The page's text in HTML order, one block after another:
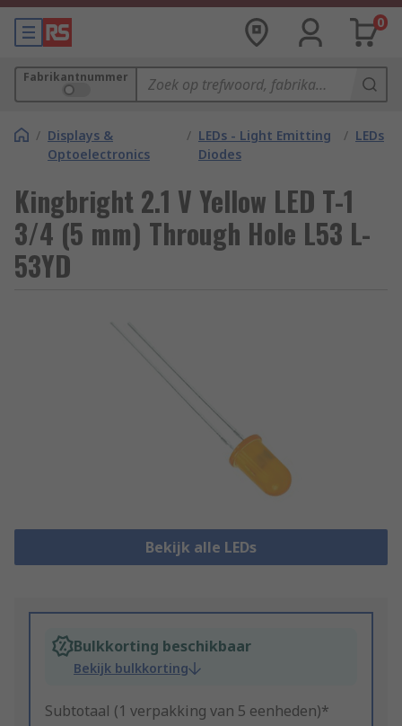
0
Fabrikantnummer
/ Displays &
Optoelectronics
/ LEDs - Light Emitting
Diodes
/ LEDs
Kingbright 2.1 V Yellow LED T-1
3/4 (5 mm) Through Hole L53 L-
53YD
Bekijk alle LEDs
Bulkkorting beschikbaar
Bekijk bulkkorting
Subtotaal (1 verpakking van 5 eenheden)*